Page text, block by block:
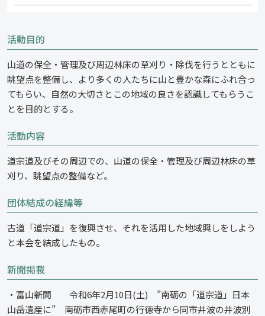
活動目的
山道の保全・管理及び周辺林床の草刈り・除伐を行うとともに
眺望点を整備し、より多くの人たちに山と豊かな森にふれ合っ
てもらい、自然の大切さとこの地域の良さを認識してもらうこ
とを目的とする。
活動内容
道宗道及びその周辺での、山道の保全・管理及び周辺林床の草
刈り、眺望点の整備など。
団体結成の経緯等
古道「道宗道」を復興させ、それを活用した地域興しをしよう
と本会を結成したもの。
新聞掲載
・富山新聞 令和6年2月10日(土) ”南砺の「道宗道」日本
山岳遺産に” 南砺市西赤尾町の行徳寺から同市井波の井波別